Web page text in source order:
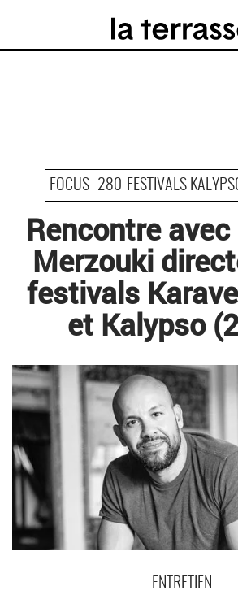
FOCUS -280-FESTIVALS
Rencontre
Merzouki
festivals
et Kalypso
ENTRETIEN